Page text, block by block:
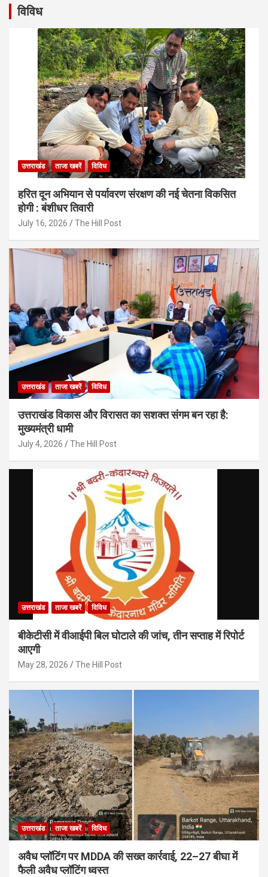
विविध
उत्तराखंड ताजा खबरें विविध
हरित दून अभियान से पर्यावरण संरक्षण की नई चेतना विकसित
होगी : बंशीधर तिवारी
July 16, 2026 The Hill Post
उत्तराखंड ताजा खबरें विविध
उत्तराखंड विकास और विरासत का सशक्त संगम बन रहा है:
मुख्यमंत्री धामी
July 4, 2026 The Hill Post
उत्तराखंड ताजा खबरें विविध
बीकेटीसी में वीआईपी बिल घोटाले की जांच, तीन सप्ताह में रिपोर्ट
आएगी
May 28, 2026 The Hill Post
उत्तराखंड ताजा खबरें विविध
अवैध प्लॉटिंग पर MDDA की सख्त कार्रवाई, 22–27 बीघा में
फैली अवैध प्लॉटिंग ध्वस्त